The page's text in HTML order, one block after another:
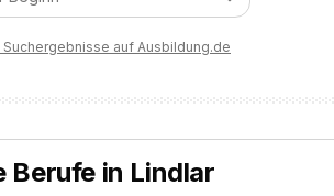
auf Ausbildung.de
Berufe in Lindlar